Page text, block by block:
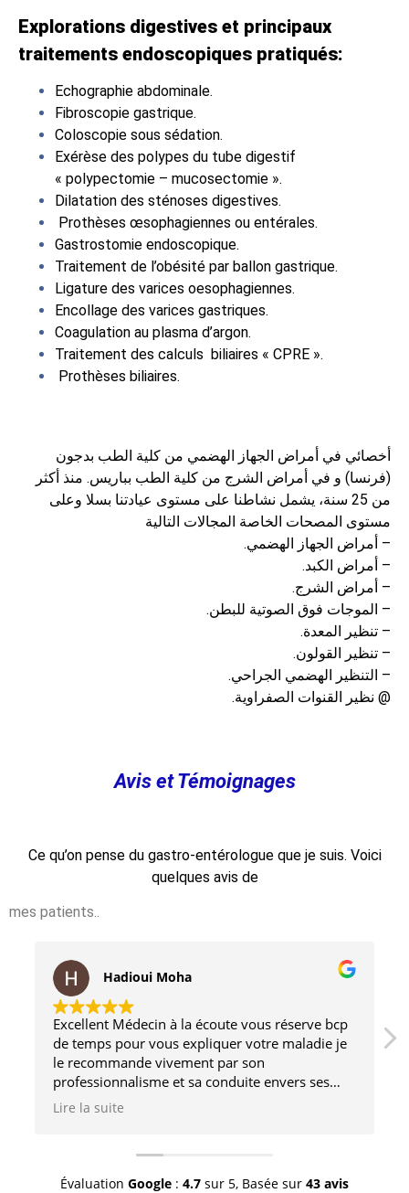
Explorations digestives et principaux
traitements endoscopiques pratiqués:
Echographie abdominale.
Fibroscopie gastrique.
Coloscopie sous sédation.
Exérèse des polypes du tube digestif
« polypectomie – mucosectomie ».
Dilatation des sténoses digestives.
Prothèses œsophagiennes ou entérales.
Gastrostomie endoscopique.
Traitement de l’obésité par ballon gastrique.
Ligature des varices oesophagiennes.
Encollage des varices gastriques.
Coagulation au plasma d’argon.
Traitement des calculs biliaires « CPRE ».
Prothèses biliaires.
أخصائي في أمراض الجهاز الهضمي من كلية الطب بدجون
(فرنسا) و في أمراض الشرج من كلية الطب بباريس. منذ أكثر
من 25 سنة، يشمل نشاطنا على مستوى عيادتنا بسلا وعلى
مستوى المصحات الخاصة المجالات التالية
.أمراض الجهاز الهضمي –
.أمراض الكبد –
.أمراض الشرج –
.الموجات فوق الصوتية للبطن –
.تنظير المعدة –
.تنظير القولون –
.التنظير الهضمي الجراحي –
.نظير القنوات الصفراوية @
Avis et Témoignages
Ce qu’on pense du gastro-entérologue que je suis. Voici
quelques avis de
mes patients..
Hadioui Moha
Excellent Médecin à la écoute vous réserve bcp
de temps pour vous expliquer votre maladie je
le recommande vivement par son
professionnalisme et sa conduite envers ses
consultants
Lire la suite
Évaluation Google : 4.7 sur 5, Basée sur 43 avis